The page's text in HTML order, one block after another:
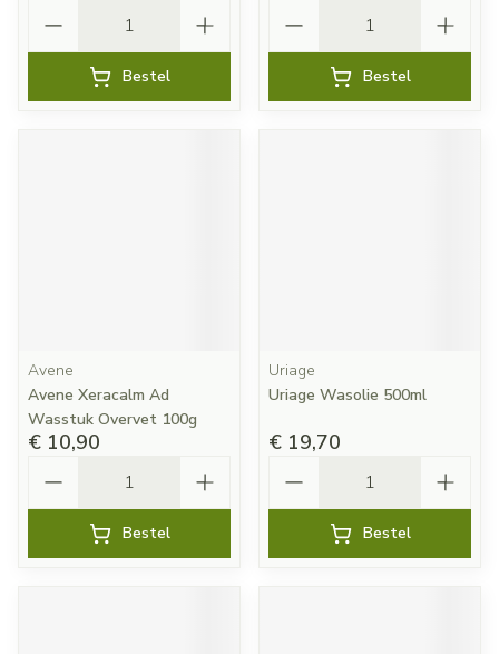
Bestel Bestel
Avene
Avene Xeracalm Ad
Wasstuk Overvet 100g
€ 10,90
Bestel
Uriage
Uriage Wasolie 500ml
€ 19,70
Bestel